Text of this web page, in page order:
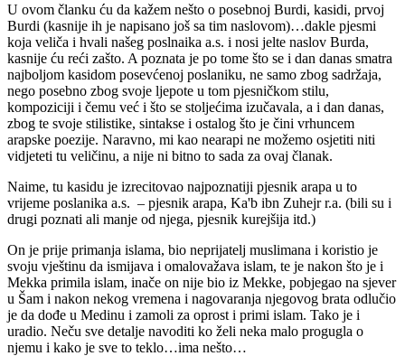
U ovom članku ću da kažem nešto o posebnoj Burdi, kasidi, prvoj
Burdi (kasnije ih je napisano još sa tim naslovom)…dakle pjesmi
koja veliča i hvali našeg poslnaika a.s. i nosi jelte naslov Burda,
kasnije ću reći zašto. A poznata je po tome što se i dan danas smatra
najboljom kasidom posevćenoj poslaniku, ne samo zbog sadržaja,
nego posebno zbog svoje ljepote u tom pjesničkom stilu,
kompoziciji i čemu već i što se stoljećima izučavala, a i dan danas,
zbog te svoje stilistike, sintakse i ostalog što je čini vrhuncem
arapske poezije. Naravno, mi kao nearapi ne možemo osjetiti niti
vidjeteti tu veličinu, a nije ni bitno to sada za ovaj članak.
Naime, tu kasidu je izrecitovao najpoznatiji pjesnik arapa u to
vrijeme poslanika a.s. – pjesnik arapa, Ka'b ibn Zuhejr r.a. (bili su i
drugi poznati ali manje od njega, pjesnik kurejšija itd.)
On je prije primanja islama, bio neprijatelj muslimana i koristio je
svoju vještinu da ismijava i omalovažava islam, te je nakon što je i
Mekka primila islam, inače on nije bio iz Mekke, pobjegao na sjever
u Šam i nakon nekog vremena i nagovaranja njegovog brata odlučio
je da dođe u Medinu i zamoli za oprost i primi islam. Tako je i
uradio. Neču sve detalje navoditi ko želi neka malo progugla o
njemu i kako je sve to teklo…ima nešto…